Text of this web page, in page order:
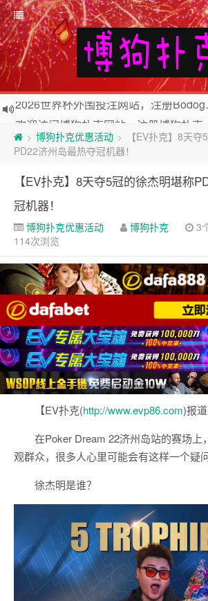
欢迎访问博狗扑
2026世界
> 博狗扑克优惠活动 >
【EV扑克】8天
PD22济州岛最热夺冠机器！
【EV扑克】8天夺5冠的徐杰明堪称
冠机器！
博狗扑克优惠活动 博狗扑克
3
114次浏览
【EV扑克(http://www.evp86.com)报道
在Poker Dream 22济州岛站的赛场上
观群众，很多人心里可能会有这样一个疑问
徐杰明是谁？